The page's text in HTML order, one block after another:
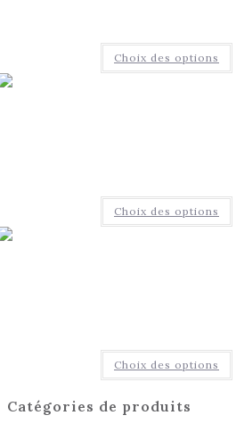
Choix des options
Choix des options
Choix des options
Catégories de produits